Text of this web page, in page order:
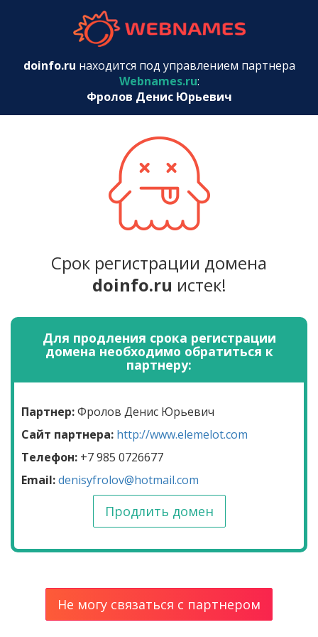
doinfo.ru находится под управлением партнера
Webnames.ru:
Фролов Денис Юрьевич
Срок регистрации домена
doinfo.ru истек!
Для продления срока регистрации
домена необходимо обратиться к
партнеру:
Партнер:Фролов Денис Юрьевич
Сайт партнера: http://www.elemelot.com
Телефон: +7 985 0726677
Email:denisyfrolov@hotmail.com
Продлить домен
Не могу связаться с партнером